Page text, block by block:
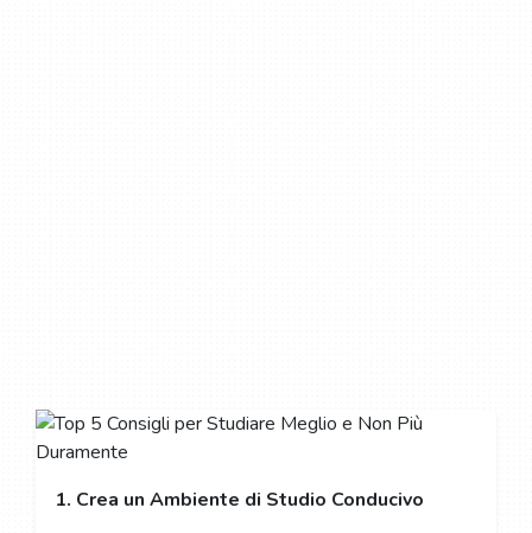
1. Crea un Ambiente di Studio Conducivo